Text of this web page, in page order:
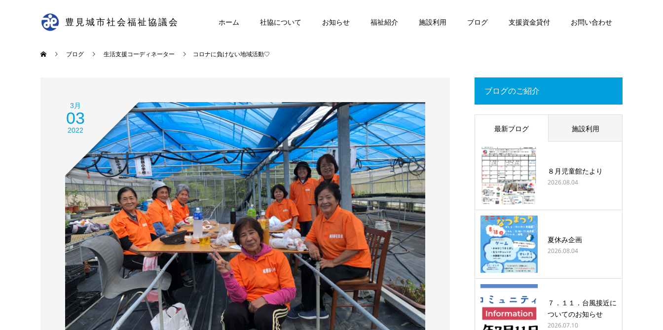
豊見城市社会福祉協議会 ホーム 社協について お知らせ 福祉紹介 施設利用 ブログ 支援資金貸付 お問い合わせ
ブログ 生活支援コーディネーター コロナに負けない地域活動♡
3月
03
2022
ブログのご紹介
最新ブログ 施設利用
８月児童館たより
2026.08.04
夏休み企画
2026.08.04
７．１１．台風接近に
ついてのお知らせ
2026.07.10